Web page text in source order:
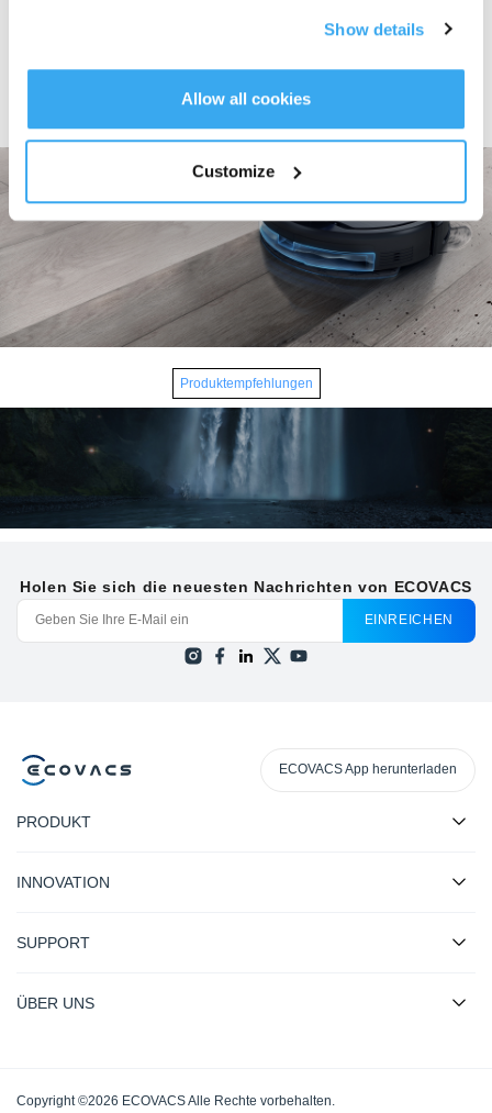
Show details
Allow all cookies
Customize
Mithilfe der OZMO™ Wischtechnologie kann der neue, vergrößerte
reinigen.
(*Im Labor von ECOVACS getestet. Daten können je nach Modell variieren.)
Produktempfehlungen
Holen Sie sich die neuesten Nachrichten von ECOVACS
EINREICHEN
ECOVACS App herunterladen
PRODUKT
INNOVATION
SUPPORT
ÜBER UNS
Copyright ©2026 ECOVACS Alle Rechte vorbehalten.